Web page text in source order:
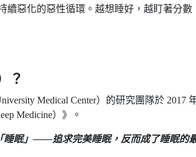
續惡化的惡性循環。越想睡好，越盯著分數
？
Medical Center）的研究團隊於 2017
Medicine）》。
睡眠」——追求完美睡眠，反而成了睡眠的